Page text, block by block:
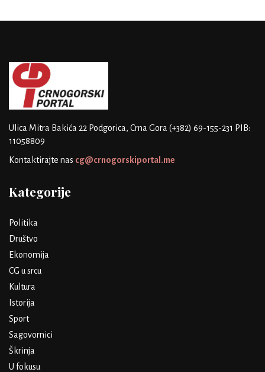
Ulica Mitra Bakića 22 Podgorica, Crna Gora (+382) 69-155-231 PIB:
11058809
Kontaktirajte nas cg@crnogorskiportal.me
Kategorije
Politika
Društvo
Ekonomija
CG u srcu
Kultura
Istorija
Sport
Sagovornici
Škrinja
U fokusu